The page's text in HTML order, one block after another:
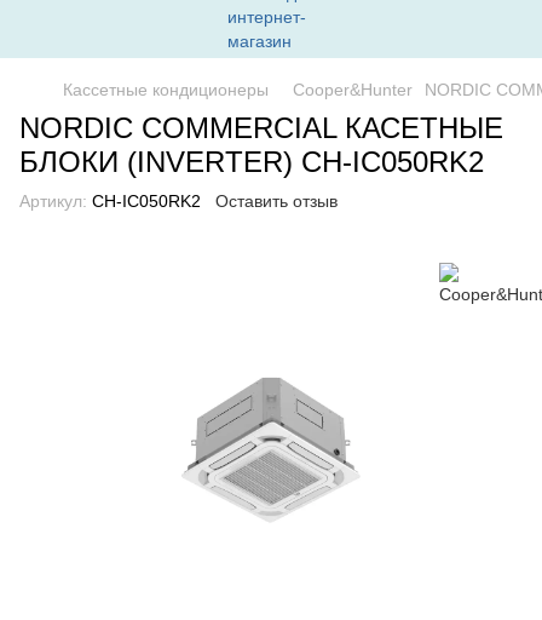
Кассетные кондиционеры Cooper&Hunter NORDIC
NORDIC COMMERCIAL КАСЕТНЫЕ
БЛОКИ (INVERTER) CH-IC050RK2
Артикул: CH-IC050RK2 Оставить отзыв